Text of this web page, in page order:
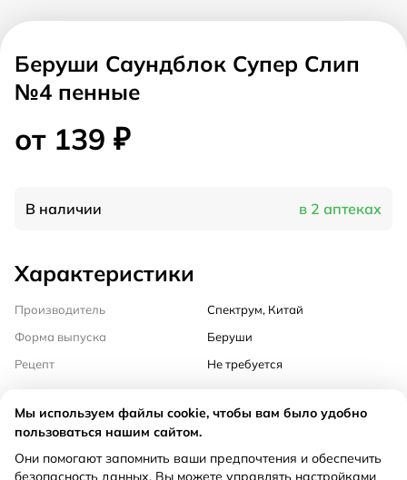
Беруши Саундблок Супер Слип
№4 пенные
от 139 ₽
В наличии в 2 аптеках
Характеристики
Производитель
Спектрум, Китай
Форма выпуска
Беруши
Рецепт
Не требуется
Инструкция
Описание:
Мы используем файлы cookie, чтобы вам было удобно
пользоваться нашим сайтом.
Они помогают запомнить ваши предпочтения и обеспечить
безопасность данных. Вы можете управлять настройками